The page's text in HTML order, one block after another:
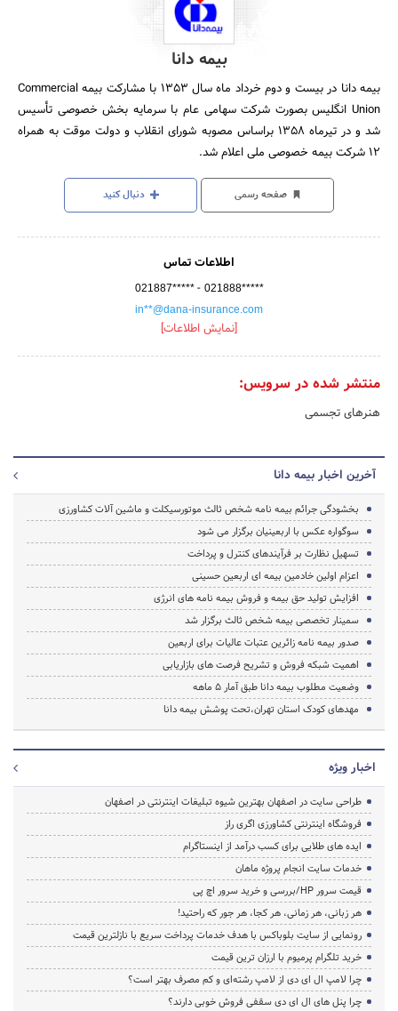
بیمه دانا
بیمه دانا در بیست و دوم خرداد ماه سال 1353 با مشارکت بیمه Commercial
Union انگلیس بصورت شرکت سهامی عام با سرمایه بخش خصوصی تأسیس
شد و در تیرماه 1358 براساس مصوبه شورای انقلاب و دولت موقت به همراه
12 شرکت بیمه خصوصی ملی اعلام شد.
صفحه رسمی دنبال کنید
اطلاعات تماس
021887***** - 021888*****
in**@dana-insurance.com
[نمایش اطلاعات]
منتشر شده در سرویس:
هنرهای تجسمی
آخرین اخبار بیمه دانا
بخشودگی جرائم بیمه نامه شخص ثالث موتورسیکلت و ماشین آلات کشاورزی
سوگواره عکس با اربعینیان برگزار می شود
تسهیل نظارت بر فرآیندهای کنترل و پرداخت
اعزام اولین خادمین بیمه ای اربعین حسینی
افزایش تولید حق بیمه و فروش بیمه نامه های انرژی
سمینار تخصصی بیمه شخص ثالث برگزار شد
صدور بیمه نامه زائرین عتبات عالیات برای اربعین
اهمیت شبکه فروش و تشریح فرصت های بازاریابی
وضعیت مطلوب بیمه دانا طبق آمار 5 ماهه
مهدهای کودک استان تهران،تحت پوشش بیمه دانا
اخبار ویژه
طراحی سایت در اصفهان بهترین شیوه تبلیغات اینترنتی در اصفهان
فروشگاه اینترنتی کشاورزی اگری راز
ایده های طلایی برای کسب درآمد از اینستاگرام
خدمات سایت انجام پروژه ماهان
قیمت سرور HP/بررسی و خرید سرور اچ پی
هر زبانی، هر زمانی، هر کجا، هر جور که راحتید!
رونمایی از سایت بلوباکس با هدف خدمات پرداخت سریع با نازلترین قیمت
خرید تلگرام پرمیوم با ارزان ترین قیمت
چرا لامپ ال ای دی از لامپ رشته‌ای و کم مصرف بهتر است؟
چرا پنل های ال ای دی سقفی فروش خوبی دارند؟